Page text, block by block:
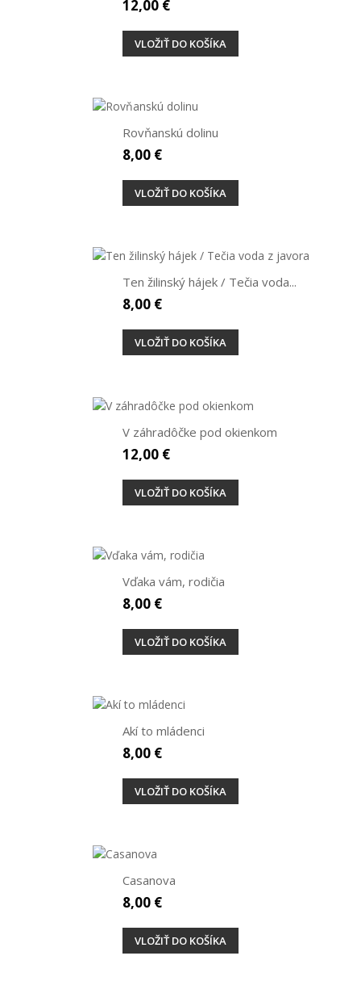
12,00 €
VLOŽIŤ DO KOŠÍKA
Rovňanskú dolinu
8,00 €
VLOŽIŤ DO KOŠÍKA
Ten žilinský hájek / Tečia voda...
8,00 €
VLOŽIŤ DO KOŠÍKA
V záhradôčke pod okienkom
12,00 €
VLOŽIŤ DO KOŠÍKA
Vďaka vám, rodičia
8,00 €
VLOŽIŤ DO KOŠÍKA
Akí to mládenci
8,00 €
VLOŽIŤ DO KOŠÍKA
Casanova
8,00 €
VLOŽIŤ DO KOŠÍKA